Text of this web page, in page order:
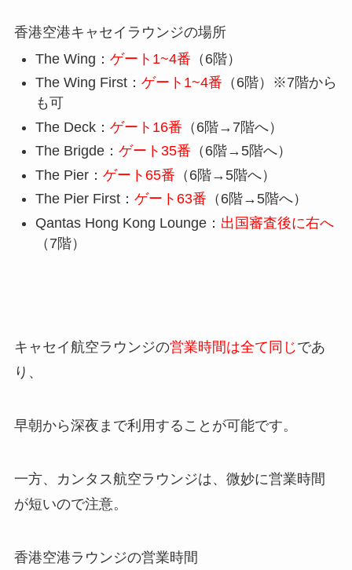
香港空港キャセイラウンジの場所
The Wing： ゲート1~4番 （6階）
The Wing First： ゲート1~4番 （6階）※7階から
も可
The Deck： ゲート16番 （6階→7階へ）
The Brigde： ゲート35番 （6階→5階へ）
The Pier： ゲート65番 （6階→5階へ）
The Pier First： ゲート63番 （6階→5階へ）
Qantas Hong Kong Lounge： 出国審査後に右へ
（7階）
キャセイ航空ラウンジの営業時間は全て同じであ
り、
早朝から深夜まで利用することが可能です。
一方、カンタス航空ラウンジは、微妙に営業時間
が短いので注意。
香港空港ラウンジの営業時間